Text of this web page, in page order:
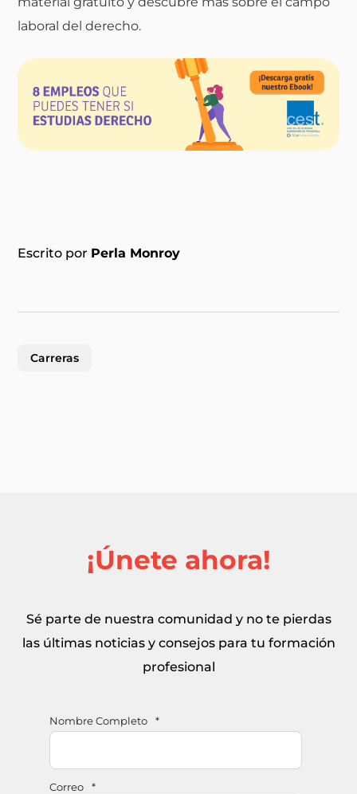
laboral del derecho.
Escrito por Perla Monroy
Carreras
¡Únete ahora!
Sé parte de nuestra comunidad y no te pierdas
las últimas noticias y consejos para tu formación
profesional
Nombre Completo *
Correo *